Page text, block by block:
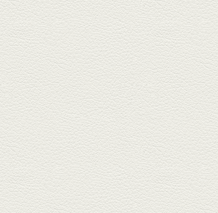
至福のﾊﾑｶﾂ など
東区の健軍電停のそば『居酒屋
食堂いしばしさん家』は、賑や
かでお...
2026年1月30日放送
焼き餃子＆海老チリ
栄通りの路地奥、隠れ家的な店
『富富飯店 新市街酒家』へ。２
階に...
2026年1月9日放送
酢だこ＆焼ぎょうざ
健軍で人吉の有名店のぎょうざ
を！『松龍軒健軍店』で、味わ
いの刻...
2025年12月19日放送
おばんざい三種盛＆麻婆
豆腐
東区月出『中華酒場アガレヤ』